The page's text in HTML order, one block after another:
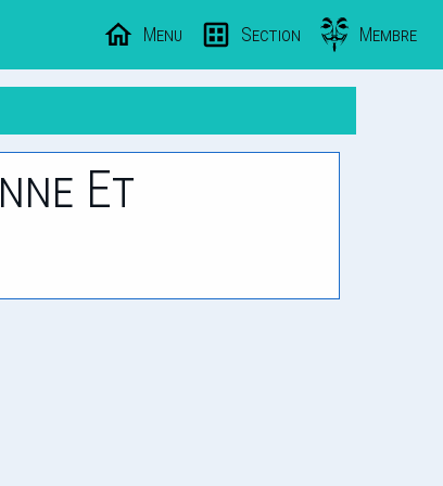
Menu Section Membre
Et